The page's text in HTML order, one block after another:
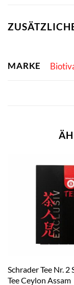
MARKE
Schrader Tee Nr. 2
Tee Ceylon Assam